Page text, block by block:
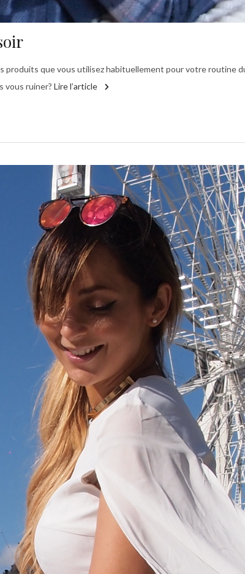
produits que vous utilisez habituellement pour votre routine
vous ruiner? Lire l’article